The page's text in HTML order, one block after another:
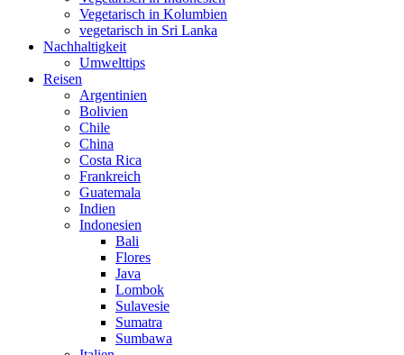
Vegetarisch in Kolumbien
vegetarisch in Sri Lanka
Nachhaltigkeit
Umwelttips
Reisen
Argentinien
Bolivien
Chile
China
Costa Rica
Frankreich
Guatemala
Indien
Indonesien
Bali
Flores
Java
Lombok
Sulavesie
Sumatra
Sumbawa